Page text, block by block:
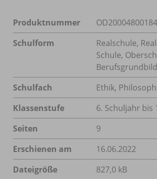
Produktnummer
Schulform
Realschule,
Schule,
Schulfach
Ethik,
Klassenstufe
6. Schuljahr bis
Seiten
9
Erschienen am
16.06.2022
Dateigröße
827,0 kB